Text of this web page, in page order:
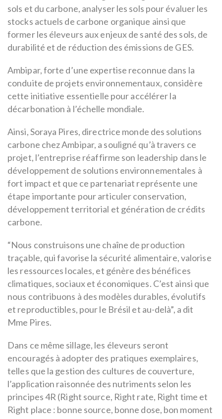
sols et du carbone, analyser les sols pour évaluer les
stocks actuels de carbone organique ainsi que
former les éleveurs aux enjeux de santé des sols, de
durabilité et de réduction des émissions de GES.
Ambipar, forte d’une expertise reconnue dans la
conduite de projets environnementaux, considère
cette initiative essentielle pour accélérer la
décarbonation à l’échelle mondiale.
Ainsi, Soraya Pires, directrice monde des solutions
carbone chez Ambipar, a souligné qu’à travers ce
projet, l’entreprise réaffirme son leadership dans le
développement de solutions environnementales à
fort impact et que ce partenariat représente une
étape importante pour articuler conservation,
développement territorial et génération de crédits
carbone.
“Nous construisons une chaîne de production
traçable, qui favorise la sécurité alimentaire, valorise
les ressources locales, et génère des bénéfices
climatiques, sociaux et économiques. C’est ainsi que
nous contribuons à des modèles durables, évolutifs
et reproductibles, pour le Brésil et au-delà”, a dit
Mme Pires.
Dans ce même sillage, les éleveurs seront
encouragés à adopter des pratiques exemplaires,
telles que la gestion des cultures de couverture,
l’application raisonnée des nutriments selon les
principes 4R (Right source, Right rate, Right time et
Right place : bonne source, bonne dose, bon moment